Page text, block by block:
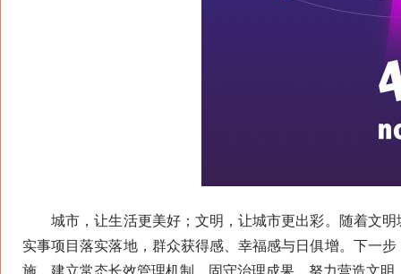
城市，让生活更美好；文明，让城市更出彩。随着文明
实事项目落实落地，群众获得感、幸福感与日俱增。下一
施，建立常态长效管理机制，固守治理成果，努力营造文